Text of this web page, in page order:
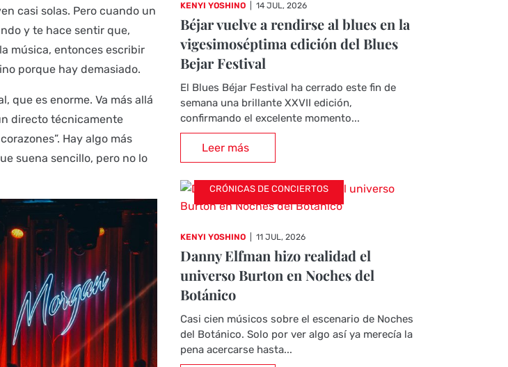
casi solas. Pero cuando un
y te hace sentir que,
música, entonces escribir
porque hay demasiado.
que es enorme. Va más allá
directo técnicamente
Hay algo más
suena sencillo, pero no lo
KENYI YOSHINO 14 JUL, 2026
Béjar vuelve a rendirse al blues en la
vigesimoséptima edición del Blues
Bejar Festival
El Blues Béjar Festival ha cerrado este fin de
semana una brillante XXVII edición,
confirmando el excelente momento...
Leer más
CRÓNICAS DE CONCIERTOS
KENYI YOSHINO 11 JUL, 2026
Danny Elfman hizo realidad el
universo Burton en Noches del
Botánico
Casi cien músicos sobre el escenario de Noches
del Botánico. Solo por ver algo así ya merecía la
pena acercarse hasta...